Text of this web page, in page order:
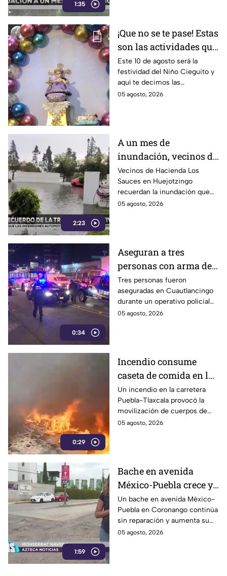
1:35
¡Que no se te pase! Estas
son las actividades que
habrá por la festividad
del Niño Cieguito en
Puebla
Este 10 de agosto será la
festividad del Niño Cieguito y
aquí te decimos las
actividades que se llevarán a
05 agosto, 2026
2:23
A un mes de
inundación, vecinos de
Hacienda Los Sauces
reconstruyen sus
hogares
Vecinos de Hacienda Los
Sauces en Huejotzingo
recuerdan la inundación que
afectó sus viviendas hace un
05 agosto, 2026
0:34
Aseguran a tres
personas con arma de
fuego tras robo de
camioneta en
Cuautlancingo
Tres personas fueron
aseguradas en Cuautlancingo
durante un operativo policial
en Trinidad Sanctorum, donde
05 agosto, 2026
0:29
Incendio consume
caseta de comida en la
carretera Puebla-
Tlaxcala
Un incendio en la carretera
Puebla-Tlaxcala provocó la
movilización de cuerpos de
emergencia luego de que las
lesionadas.
05 agosto, 2026
1:59
Bache en avenida
México-Puebla crece y
afecta a conductores en
Coronango
Un bache en avenida México-
Puebla en Coronango continúa
sin reparación y aumenta su
profundidad por el paso
05 agosto, 2026